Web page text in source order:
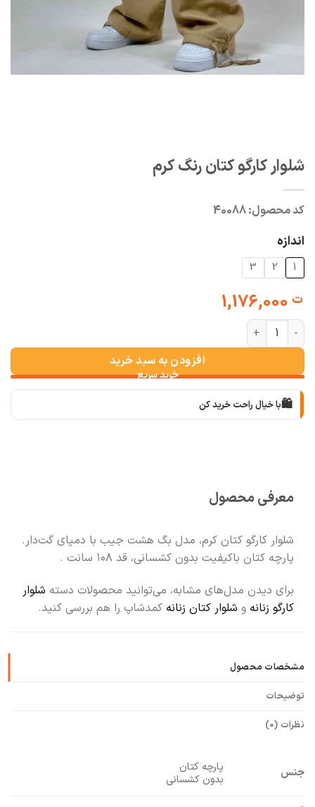
شلوار کارگو کتان رنگ کرم
کد محصول:40088
اندازه
2
3
ت1,176,000
شلوار کارگو کتان رنگ کرم عدد
افزودن به سبد خرید
🛍️با خیال راحت خرید کن
🧡بعد از خرید هم کنارتیم
معرفی محصول
شلوار کارگو کتان کرم، مدل بگ هشت جیب با دمپای گت‌دار.
پارچه کتان باکیفیت بدون کشسانی، قد ۱۰۸ سانت .
برای دیدن مدل‌های مشابه، می‌توانید محصولات دسته شلوار
کارگو زنانهو شلوار کتان زنانهکمدشاپ را هم بررسی کنید.
مشخصات محصول
توضیحات
نظرات (0)
جنس
پارچه کتان
بدون کشسانی